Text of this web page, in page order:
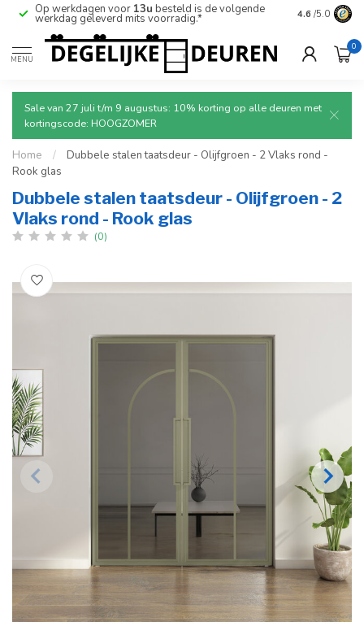
Op werkdagen voor 13u besteld is de volgende
werkdag geleverd mits voorradig.*
Ruim aanbod
deuren.
4.6 /5.0
MENU
0
Sale van 27 juli t/m 9 augustus: 10% korting op alle deuren met
kortingscode: HOOGZOMER
Home /
Dubbele stalen taatsdeur - Olijfgroen - 2 Vlaks rond -
Rook glas
Dubbele stalen taatsdeur - Olijfgroen - 2
Vlaks rond - Rook glas
(0)